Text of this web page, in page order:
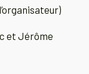
et Jérôme